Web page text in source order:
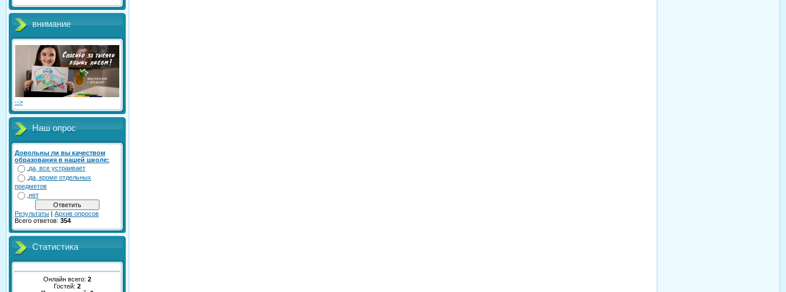
внимание
-->
Наш опрос
Довольны ли вы качеством
образования в нашей школе:
да, все устраивает
да, кроме отдельных
предметов
нет
Результаты | Архив опросов
Всего ответов: 354
Статистика
Онлайн всего: 2
Гостей: 2